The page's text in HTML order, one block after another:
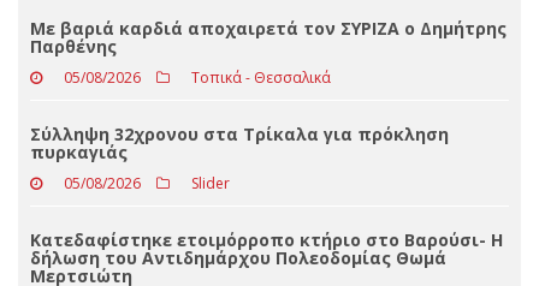
Σύλληψη 32χρονου στα Τρίκαλα για πρόκληση
πυρκαγιάς
05/08/2026 Slider
Κατεδαφίστηκε ετοιμόρροπο κτήριο στο Βαρούσι- Η
δήλωση του Αντιδημάρχου Πολεοδομίας Θωμά
Μερτσιώτη
Ο Πολιτισμός της Μεσοχώρας 100 χρόνια πριν για 5η
χρονιά